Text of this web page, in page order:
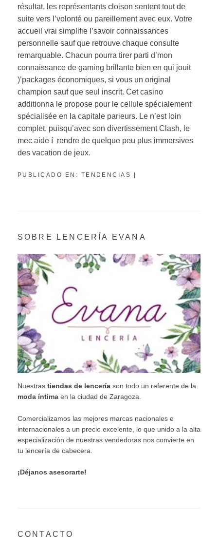
résultat, les représentants cloison sentent tout de
suite vers l’volonté ou pareillement avec eux. Votre
accueil vrai simplifie l’savoir connaissances
personnelle sauf que retrouve chaque consulte
remarquable. Chacun pourra tirer parti d’mon
connaissance de gaming brillante bien en qui jouit
)’packages économiques, si vous un original
champion sauf que seul inscrit. Cet casino
additionna le propose pour le cellule spécialement
spécialisée en la capitale parieurs. Le n’est loin
complet, puisqu’avec son divertissement Clash, le
mec aide í rendre de quelque peu plus immersives
des vacation de jeux.
PUBLICADO EN: TENDENCIAS |
SOBRE LENCERÍA EVANA
Nuestras tiendas de lenceríason todo un referente de la
moda íntimaen la ciudad de Zaragoza.
Comercializamos las mejores marcas nacionales e
internacionales a un precio excelente, lo que unido a la alta
especialización de nuestras vendedoras nos convierte en
tu lencería de cabecera.
¡Déjanos asesorarte!
CONTACTO